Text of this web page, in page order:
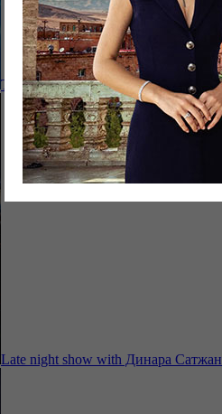
Тағдырлас тамырлар
Late night show with Динара Сатжан